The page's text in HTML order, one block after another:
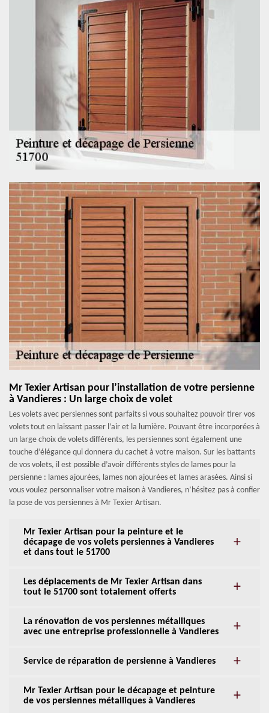
Mr Texier Artisan pour l’installation de votre persienne
à Vandieres : Un large choix de volet
Les volets avec persiennes sont parfaits si vous souhaitez pouvoir tirer vos
volets tout en laissant passer l’air et la lumière. Pouvant être incorporées à
un large choix de volets différents, les persiennes sont également une
touche d’élégance qui donnera du cachet à votre maison. Sur les battants
de vos volets, il est possible d’avoir différents styles de lames pour la
persienne : lames ajourées, lames non ajourées et lames arasées. Ainsi si
vous voulez personnaliser votre maison à Vandieres, n’hésitez pas à confier
la pose de vos persiennes à Mr Texier Artisan.
Mr Texier Artisan pour la peinture et le
décapage de vos volets persiennes à Vandieres
et dans tout le 51700
Les déplacements de Mr Texier Artisan dans
tout le 51700 sont totalement offerts
La rénovation de vos persiennes métalliques
avec une entreprise professionnelle à Vandieres
Service de réparation de persienne à Vandieres
Mr Texier Artisan pour le décapage et peinture
de vos persiennes métalliques à Vandieres